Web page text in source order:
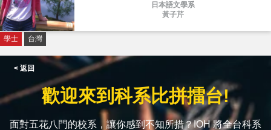
日本語文學系
黃子芹
學士 台灣
< 返回
歡迎來到科系比拼擂台!
面對五花八門的校系，讓你感到不知所措？IOH 將全台科系